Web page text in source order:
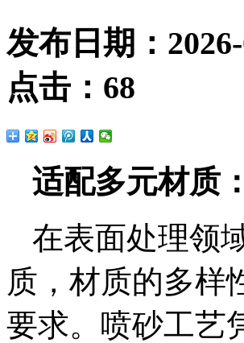
发布日期：
点击： 68
适配多元材质：
在表面处理领
质，材质的多样
要求。喷砂工艺